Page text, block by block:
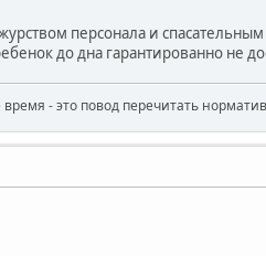
персонала и
до дна гарантированно не
- это повод перечитать